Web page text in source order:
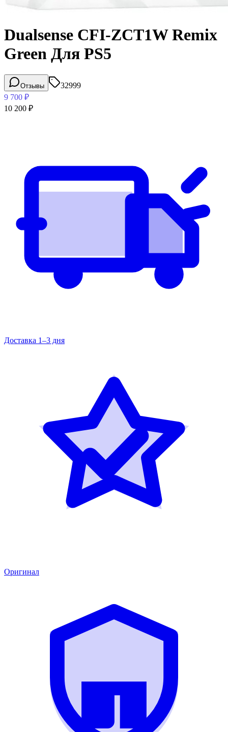
Dualsense CFI-ZCT1W Remix
Green Для PS5
Отзывы
32999
9 700 ₽
10 200 ₽
Доставка 1–3 дня
Оригинал